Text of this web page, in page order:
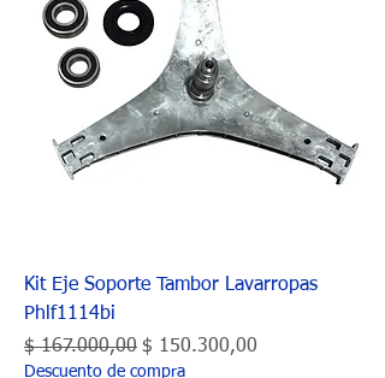
Kit Eje Soporte Tambor Lavarropas
Phlf1114bi
Precio
$ 167.000,00 Precio de oferta
$ 150.300,00
Descuento de compra